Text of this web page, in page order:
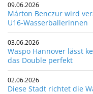
09.06.2026
Márton Benczur wird
U16-Wasserballerinnen
03.06.2026
Waspo Hannover lässt
das Double perfekt
02.06.2026
Diese Stadt richtet die